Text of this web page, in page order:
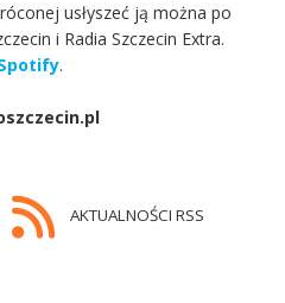
usłyszeć ją można po
i Radia Szczecin Extra.
.
AKTUALNOŚCI RSS